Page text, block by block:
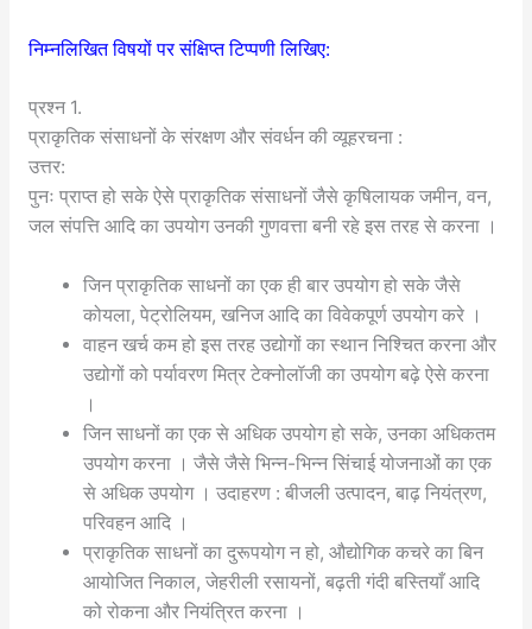
निम्नलिखित विषयों पर संक्षिप्त टिप्पणी लिखिए:
प्रश्न 1.
प्राकृतिक संसाधनों के संरक्षण और संवर्धन की व्यूहरचना :
उत्तर:
पुनः प्राप्त हो सके ऐसे प्राकृतिक संसाधनों जैसे कृषिलायक जमीन, वन,
जल संपत्ति आदि का उपयोग उनकी गुणवत्ता बनी रहे इस तरह से करना ।
जिन प्राकृतिक साधनों का एक ही बार उपयोग हो सके जैसे
कोयला, पेट्रोलियम, खनिज आदि का विवेकपूर्ण उपयोग करे ।
वाहन खर्च कम हो इस तरह उद्योगों का स्थान निश्चित करना और
उद्योगों को पर्यावरण मित्र टेक्नोलॉजी का उपयोग बढ़े ऐसे करना
।
जिन साधनों का एक से अधिक उपयोग हो सके, उनका अधिकतम
उपयोग करना । जैसे जैसे भिन्न-भिन्न सिंचाई योजनाओं का एक
से अधिक उपयोग । उदाहरण : बीजली उत्पादन, बाढ़ नियंत्रण,
परिवहन आदि ।
प्राकृतिक साधनों का दुरूपयोग न हो, औद्योगिक कचरे का बिन
आयोजित निकाल, जेहरीली रसायनों, बढ़ती गंदी बस्तियाँ आदि
को रोकना और नियंत्रित करना ।